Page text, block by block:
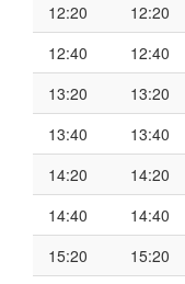
12:20
12:20
12:40
12:40
13:20
13:20
13:40
13:40
14:20
14:20
14:40
14:40
15:20
15:20